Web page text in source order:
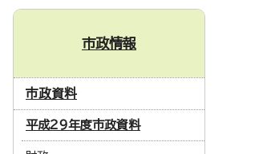
市政情報
市政資料
平成29年度市政資料